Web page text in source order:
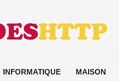
INFORMATIQUE MAISON